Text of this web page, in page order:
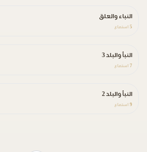
النباء والعلق
5 استماع
النبأ والبلد 3
7 استماع
النبأ والبلد 2
9 استماع